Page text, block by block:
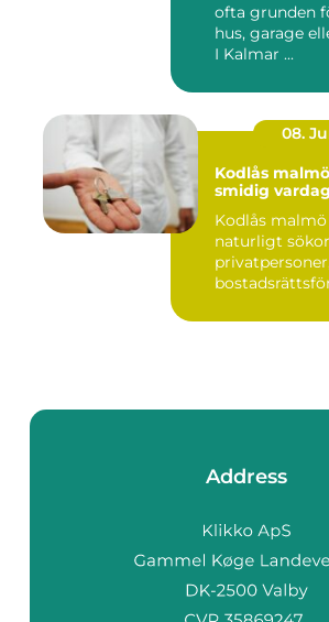
ofta grunden
hus, garage
I Kalmar ...
08.
Kodlås malmö säker och
smidig
Kodlås
naturligt
Address